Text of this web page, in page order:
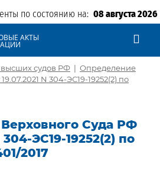
по состоянию на: 08 августа 2026
АКТЫ
судов РФ | Определение
N 304-ЭС19-19252(2) по
Суда РФ
304-ЭС19-19252(2) по
2017